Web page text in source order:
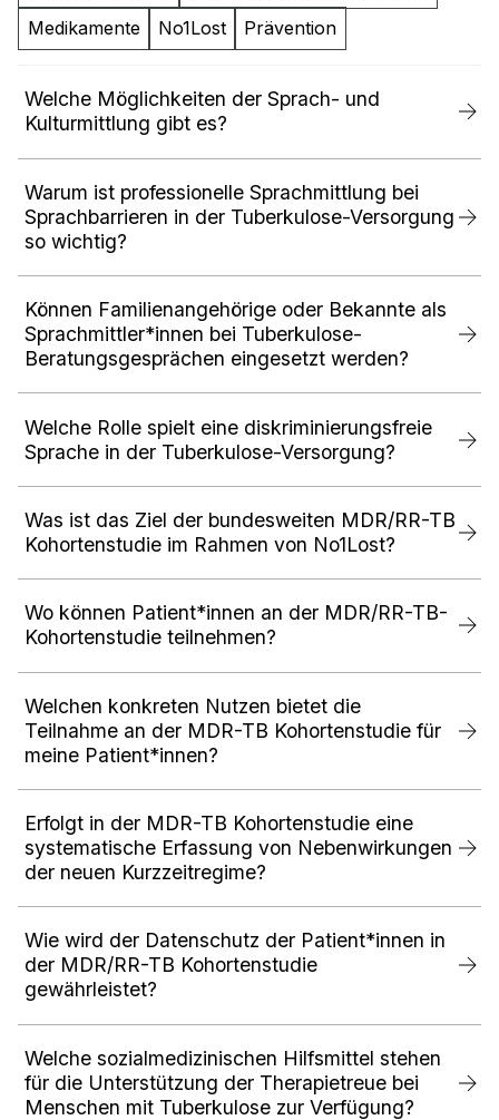
Medikamente
No1Lost Prävention
Welche Möglichkeiten der Sprach- und
Kulturmittlung gibt es?
Warum ist professionelle Sprachmittlung bei
Sprachbarrieren in der Tuberkulose-Versorgung
so wichtig?
Können Familienangehörige oder Bekannte als
Sprachmittler*innen bei Tuberkulose-
Beratungsgesprächen eingesetzt werden?
Welche Rolle spielt eine diskriminierungsfreie
Sprache in der Tuberkulose-Versorgung?
Was ist das Ziel der bundesweiten MDR/RR-TB
Kohortenstudie im Rahmen von No1Lost?
Wo können Patient*innen an der MDR/RR-TB-
Kohortenstudie teilnehmen?
Welchen konkreten Nutzen bietet die
Teilnahme an der MDR-TB Kohortenstudie für
meine Patient*innen?
Erfolgt in der MDR-TB Kohortenstudie eine
systematische Erfassung von Nebenwirkungen
der neuen Kurzzeitregime?
Wie wird der Datenschutz der Patient*innen in
der MDR/RR-TB Kohortenstudie
gewährleistet?
Welche sozialmedizinischen Hilfsmittel stehen
für die Unterstützung der Therapietreue bei
Menschen mit Tuberkulose zur Verfügung?